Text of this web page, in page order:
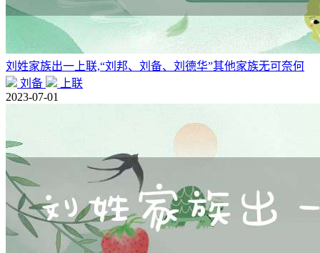
刘姓家族出一上联,“刘邦、刘备、刘德华”其他家族无可奈何
刘备
上联
2023-07-01